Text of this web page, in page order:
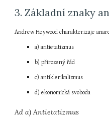
3. Základní znaky
Andrew Heywood charakterizuje
a) antietatizmus
b) přirozený řád
c) antiklerikalizmus
d) ekonomická svoboda
Ad a) Antietatizmus